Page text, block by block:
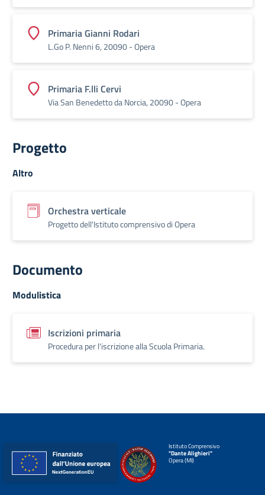
Primaria Gianni Rodari
L.Go P. Nenni 6, 20090 - Opera
Primaria F.lli Cervi
Via San Benedetto da Norcia, 20090 - Opera
Progetto
Altro
Orchestra verticale
Progetto dell'Istituto comprensivo di Opera
Documento
Modulistica
Iscrizioni primaria
Procedura per l'iscrizione alla Scuola Primaria.
Istituto Comprensivo
"Dante Alighieri"
Opera (MI)